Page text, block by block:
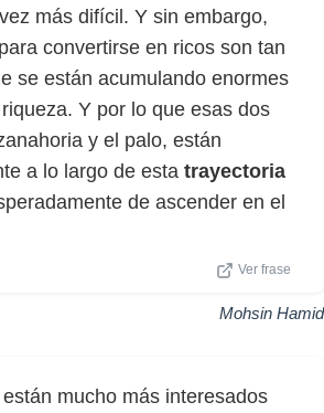
más difícil. Y sin embargo,
convertirse en ricos son tan
se están acumulando enormes
Y por lo que esas dos
y el palo, están
a lo largo de esta trayectoria
de ascender en el
Ver frase
Mohsin Hamid
mucho más interesados